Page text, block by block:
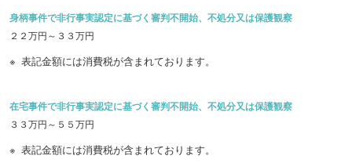
身柄事件で非行事実認定に基づく審判不開始、不処分又は保護観察
２２万円～３３万円
表記金額には消費税が含まれております。
在宅事件で非行事実認定に基づく審判不開始、不処分又は保護観察
３３万円～５５万円
表記金額には消費税が含まれております。